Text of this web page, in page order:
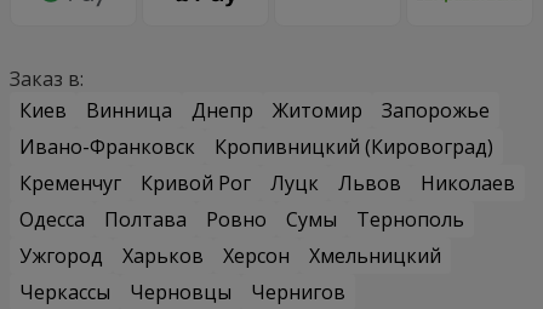
Заказ в:
Киев
Винница Днепр Житомир
Запорожье
Ивано-Франковск
Кропивницкий (Кировоград)
Кременчуг
Кривой Рог Луцк Львов
Николаев
Одесса
Полтава Ровно Сумы
Тернополь
Ужгород
Харьков Херсон
Хмельницкий
Черкассы
Черновцы
Чернигов